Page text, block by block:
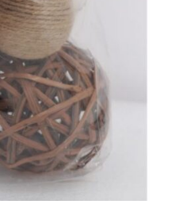
CHAMBRE À COUCHER